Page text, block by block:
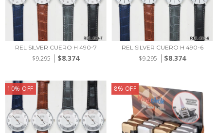
REL SILVER CUERO H 490-7
$9.295 $8.374
REL SILVER CUERO H 490-6
$9.295 $8.374
10% OFF 8% OFF